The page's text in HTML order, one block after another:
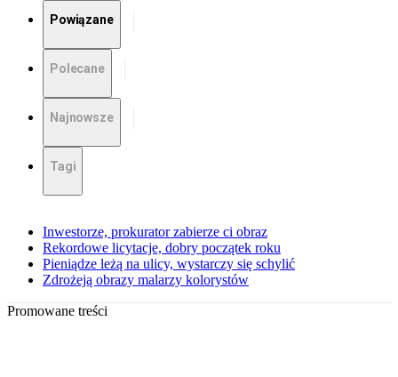
Powiązane
Polecane
Najnowsze
Tagi
Inwestorze, prokurator zabierze ci obraz
Rekordowe licytacje, dobry początek roku
Pieniądze leżą na ulicy, wystarczy się schylić
Zdrożeją obrazy malarzy kolorystów
Promowane treści